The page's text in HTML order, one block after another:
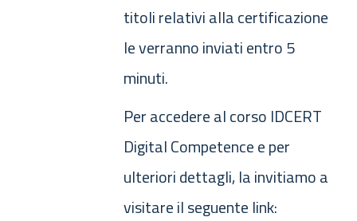
titoli relativi alla certificazione
le verranno inviati entro 5
minuti.
Per accedere al corso IDCERT
Digital Competence e per
ulteriori dettagli, la invitiamo a
visitare il seguente link: